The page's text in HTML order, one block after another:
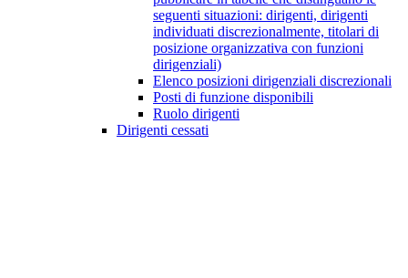
seguenti situazioni: dirigenti, dirigenti
individuati discrezionalmente, titolari di
posizione organizzativa con funzioni
dirigenziali)
Elenco posizioni dirigenziali discrezionali
Posti di funzione disponibili
Ruolo dirigenti
Dirigenti cessati